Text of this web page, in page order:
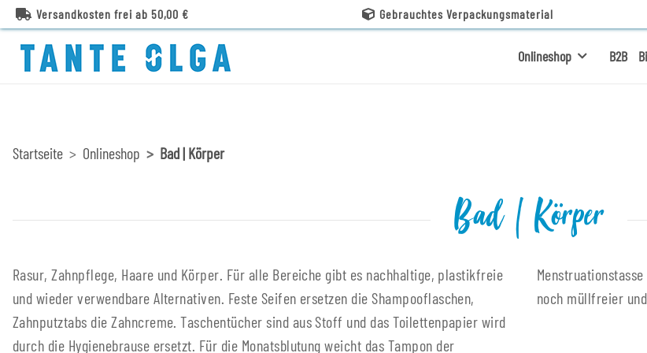
Versandkosten frei ab 50,00 € Gebrauchtes Verpackungsmaterial
Onlineshop B2B
Startseite Onlineshop Bad | Körper
Bad | Körper
Rasur, Zahnpflege, Haare und Körper. Für alle Bereiche gibt es nachhaltige, plastikfreie
und wieder verwendbare Alternativen. Feste Seifen ersetzen die Shampooflaschen,
Zahnputztabs die Zahncreme. Taschentücher sind aus Stoff und das Toilettenpapier wird
durch die Hygienebrause ersetzt. Für die Monatsblutung weicht das Tampon der
Menstruationstasse und das Deo ist fest statt flüssig. Finde hier die Lösungen, um dein Bad
noch müllfreier